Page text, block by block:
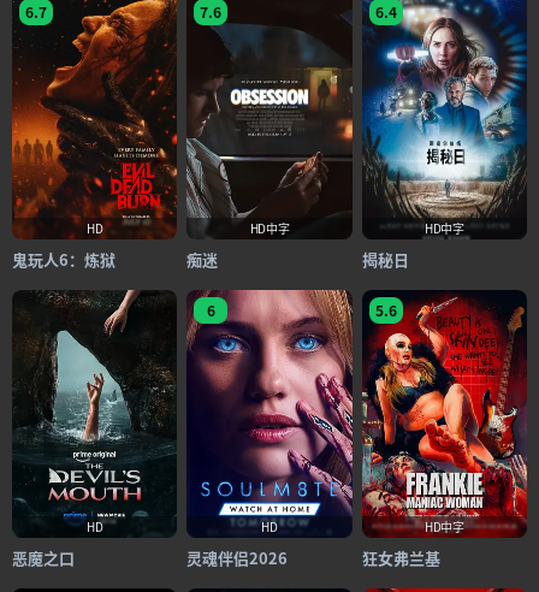
6.7
HD
鬼玩人6：炼狱
7.6
HD中字
痴迷
6.4
HD中字
揭秘日
HD
恶魔之口
6
HD
灵魂伴侣2026
5.6
HD中字
狂女弗兰基